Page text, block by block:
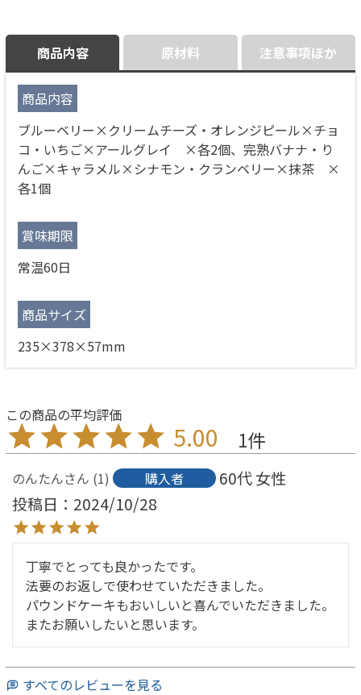
商品内容
商品内容
ブルーベリー×クリームチーズ・オレンジピール×チョ
コ・いちご×アールグレイ ×各2個、完熟バナナ・り
んご×キャラメル×シナモン・クランベリー×抹茶 ×
各1個
賞味期限
常温60日
商品サイズ
235×378×57mm
原材料 注意事項ほか
5.00 1
のんたん 1 購入者 60代女性
投稿日
2024/10/28
丁寧でとっても良かったです。
法要のお返しで使わせていただきました。
パウンドケーキもおいしいと喜んでいただきました。
またお願いしたいと思います。
すべてのレビューを見る